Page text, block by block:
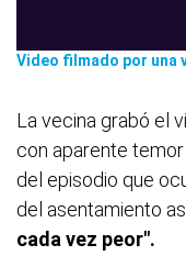
Video filmado por una
La vecina grabó el
con aparente
del episodio que
del asentamiento
cada vez peor".